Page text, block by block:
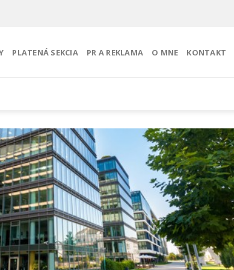
PLATENÁ SEKCIA PR A REKLAMA O MNE KONTAKT